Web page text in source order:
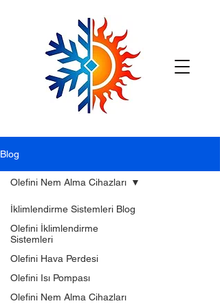
Blog
İklimlendirme Sistemleri Blog
Olefini İklimlendirme
Sistemleri
Olefini Hava Perdesi
Olefini Isı Pompası
Olefini Nem Alma Cihazları
Olefini Nem Alma Cihazları